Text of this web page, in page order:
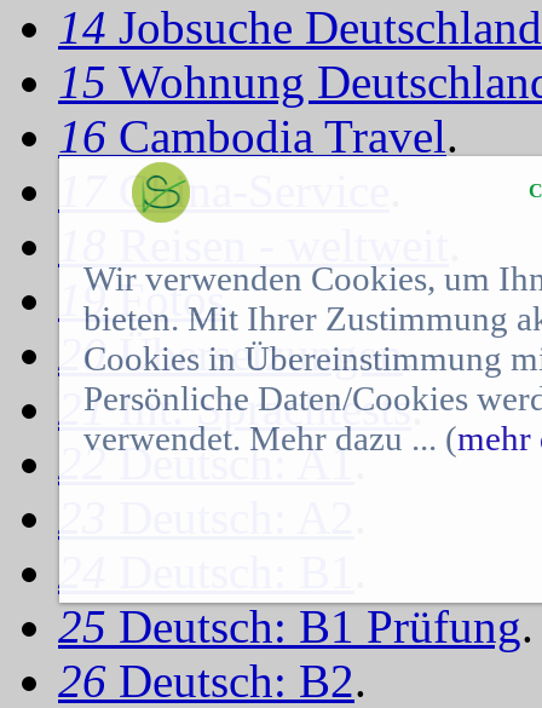
14 Jobsuche Deutschland
15 Wohnung
16 Cambodia Travel.
China-Service
19Fotos.
20Übersetzungen.
21Int. Sprachtests.
22Deutsch: A1.
23
24
25 Deutsch: B1 Prüfung.
26 Deutsch: B2.
Wir verwenden Cookies, um
bieten. Mit Ihrer Zustimmung
Cookies in Übereinstimmung
Persönliche Daten/Cookies
verwendet. Mehr dazu ... (mehr